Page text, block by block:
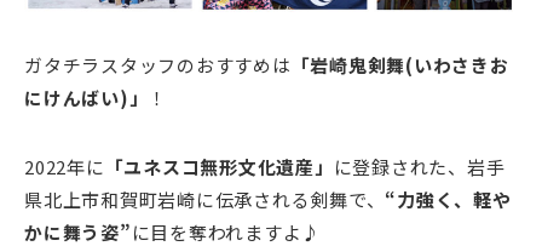
ガタチラスタッフのおすすめは 「岩崎鬼剣舞(いわさきお
にけんばい)」
！
2022年に 「ユネスコ無形文化遺産」 に登録された、岩手
県北上市和賀町岩崎に伝承される剣舞で、 “力強く、軽や
かに舞う姿”に目を奪われますよ♪